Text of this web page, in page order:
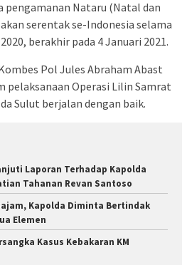
pengamanan Nataru (Natal dan
serentak se-Indonesia selama
berakhir pada 4 Januari 2021.
Pol Jules Abraham Abast
pelaksanaan Operasi Lilin Samrat
Sulut berjalan dengan baik.
Laporan Terhadap Kapolda
Tahanan Revan Santoso
Kapolda Diminta Bertindak
Elemen
Kasus Kebakaran KM